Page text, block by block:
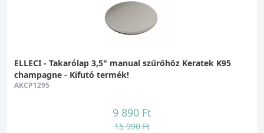
ELLECI - Takarólap 3,5" manual szűrőhöz Keratek K95
champagne - Kifutó termék!
AKCP1295
9 890 Ft
15 990 Ft